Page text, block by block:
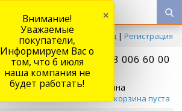
Вход | Регистрация
+7 778 006 60 00
Корзина
Ваша корзина пуста
Внимание!
Уважаемые
покупатели,
Информируем Вас о
том, что 6 июля
наша компания не
будет работать!
×